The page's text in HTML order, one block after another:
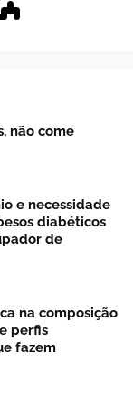
não come
e necessidade
diabéticos
de
na composição
perfis
fazem